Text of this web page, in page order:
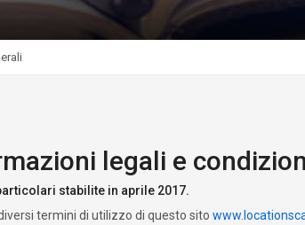
legali e
stabilite in aprile 2017.
termini di utilizzo di questo sito